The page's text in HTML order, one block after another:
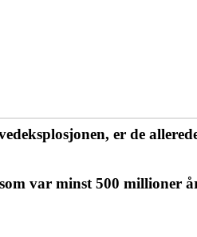
er de
var minst 500 millioner